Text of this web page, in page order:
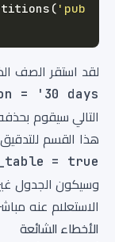
( 'pub
لقد استقر الصف الذي يبلغ عمره
= '30 days'
التالي سيقوم
هذا القسم
= true
وسيكون الجدول
الاستعلام عنه
الأخطاء الشائعة